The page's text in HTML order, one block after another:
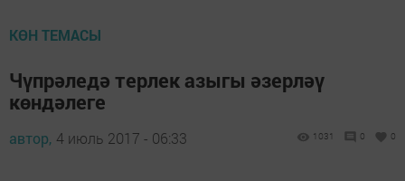
КӨН ТЕМАСЫ
Чүпрәледә терлек азыгы әзерләү
көндәлеге
автор, 4 июль 2017 - 06:33 1031 0 0